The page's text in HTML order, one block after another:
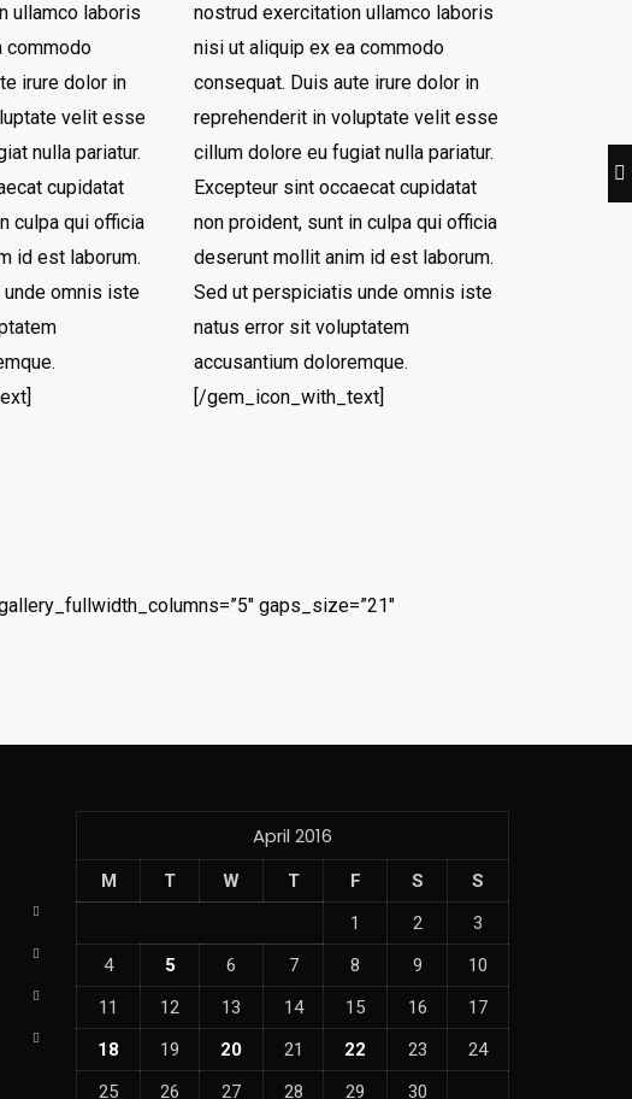
ullamco laboris
commodo
irure dolor in
velit esse
nulla pariatur.
cupidatat
culpa qui officia
id est laborum.
omnis iste
nostrud exercitation ullamco laboris
nisi ut aliquip ex ea commodo
consequat. Duis aute irure dolor in
reprehenderit in voluptate velit esse
cillum dolore eu fugiat nulla pariatur.
Excepteur sint occaecat cupidatat
non proident, sunt in culpa qui officia
deserunt mollit anim id est laborum.
Sed ut perspiciatis unde omnis iste
natus error sit voluptatem
accusantium doloremque.
[/gem_icon_with_text]
gaps_size=”21″
April 2016
M T W T F S
S
1
2
3
4
5 6 7 8 9
10
11
12 13 14 15 16
17
18
19 20 21 22 23
24
25
26 27 28 29 30